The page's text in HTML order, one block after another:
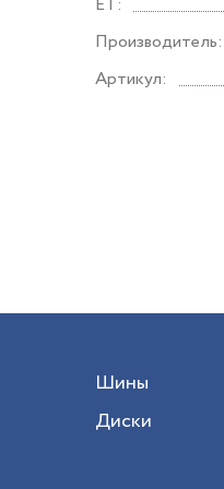
Производитель:
Артикул:
Шины
Диски